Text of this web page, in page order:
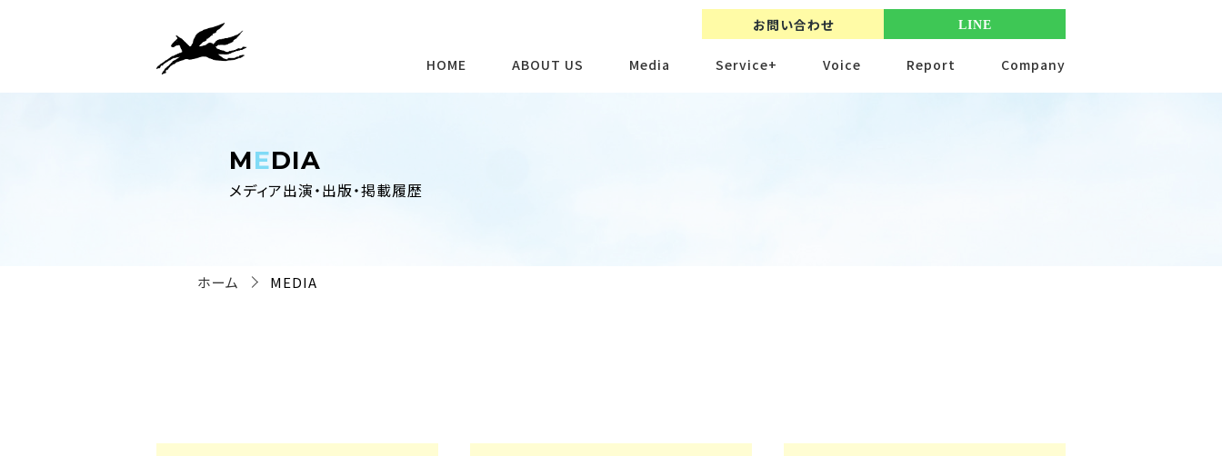
お問い合わせ LINE
HOME ABOUT US Media Service+ Voice Report Company
MEDIA
メディア出演・出版・掲載履歴
ホーム MEDIA